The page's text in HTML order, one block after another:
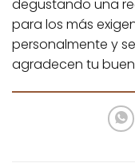
degustando una
para los más
personalmente y
agradecen tu